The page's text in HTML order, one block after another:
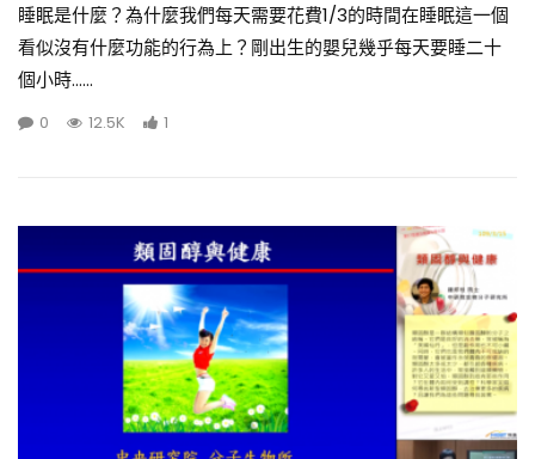
睡眠是什麼？為什麼我們每天需要花費1/3的時間在睡眠這一個
看似沒有什麼功能的行為上？剛出生的嬰兒幾乎每天要睡二十
個小時......
0 12.5K 1